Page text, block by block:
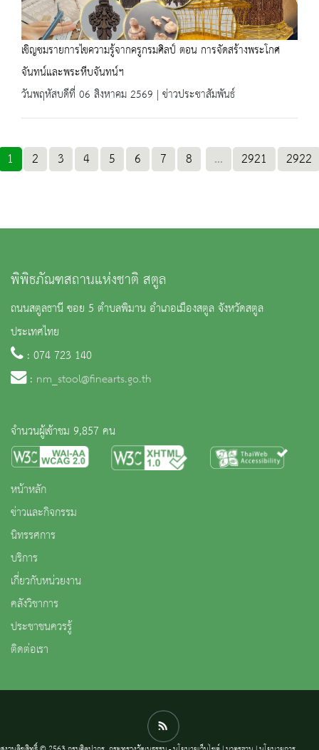
เชิญชมรายการไขความรู้จากครูกรมศิลป์ ตอน การจัดสร้างพระโกศ
จันทน์และพระหีบจันทน์ฯ
วันพฤหัสบดีที่ 06 สิงหาคม 2569 | ข่าวประชาสัมพันธ์
1 2 3 4 5 6 7 8 ... 2921 2922
พิพิธภัณฑสถานแห่งชาติ สตูล
ถนนสตูลธานี ซอย 5 ตำบลพิมาน อำเภอเมืองสตูล จังหวัดสตูล
ประเทศไทย
: 074 723 140
: nm_stool@finearts.go.th
จำนวนผู้เข้าชม 9,857 คน
หน้าหลัก
ข่าวและกิจกรรม
นิทรรศการ
บริการ
เกี่ยวกับหน่วยงาน
คลังวิชาการ
ประชาชนควรรู้
ติดต่อเรา